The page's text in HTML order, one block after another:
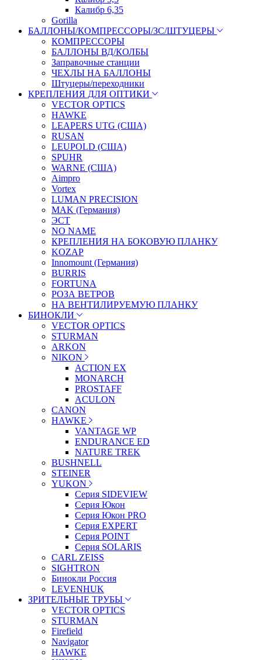
Калибр 6,35
Gorilla
БАЛЛОНЫ/КОМПРЕССОРЫ/ЗС/ШТУЦЕРЫ
КОМПРЕССОРЫ
БАЛЛОНЫ ВД/КОЛБЫ
Заправочные станции
ЧЕХЛЫ НА БАЛЛОНЫ
Штуцеры/переходники
КРЕПЛЕНИЯ ДЛЯ ОПТИКИ
VECTOR OPTICS
HAWKE
LEAPERS UTG (США)
RUSAN
LEUPOLD (США)
SPUHR
WARNE (США)
Aimpro
Vortex
LUMAN PRECISION
MAK (Германия)
ЭСТ
NO NAME
КРЕПЛЕНИЯ НА БОКОВУЮ ПЛАНКУ
KOZAP
Innomount (Германия)
BURRIS
FORTUNA
РОЗА ВЕТРОВ
НА ВЕНТИЛИРУЕМУЮ ПЛАНКУ
БИНОКЛИ
VECTOR OPTICS
STURMAN
ARKON
NIKON
ACTION EX
MONARCH
PROSTAFF
ACULON
CANON
HAWKE
VANTAGE WP
ENDURANCE ED
NATURE TREK
BUSHNELL
STEINER
YUKON
Серия SIDEVIEW
Серия Юкон
Серия Юкон PRO
Серия EXPERT
Серия POINT
Серия SOLARIS
CARL ZEISS
SIGHTRON
Бинокли Россия
LEVENHUK
ЗРИТЕЛЬНЫЕ ТРУБЫ
VECTOR OPTICS
STURMAN
Firefield
Navigator
HAWKE